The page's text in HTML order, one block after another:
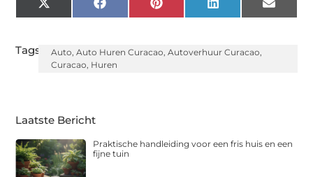
X
(Twitter)
FacebookPinterest LinkedIn Email
Tags: Auto,Auto Huren Curacao,Autoverhuur Curacao,
Curacao, Huren
Laatste Bericht
Praktische handleiding voor een fris huis en een
fijne tuin